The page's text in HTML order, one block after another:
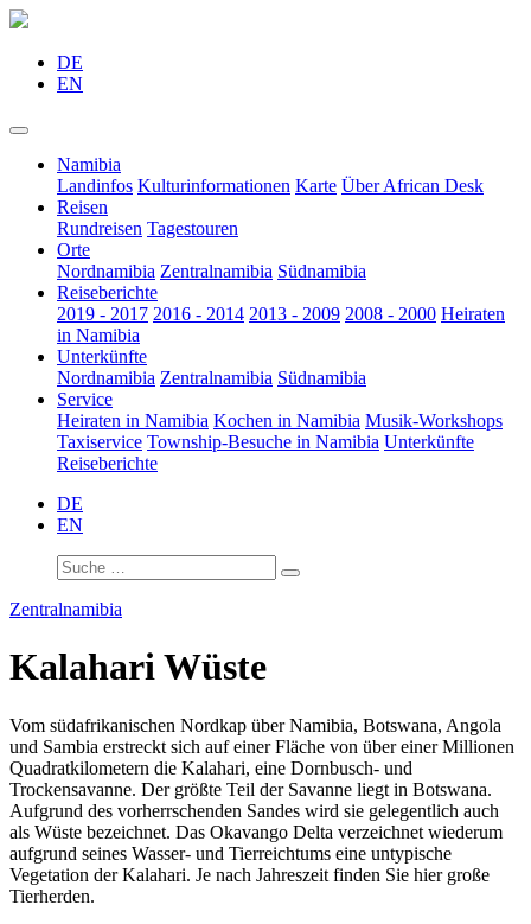
DE
EN
Namibia
Landinfos Kulturinformationen Karte Über African Desk
Reisen
Rundreisen Tagestouren
Orte
Nordnamibia Zentralnamibia Südnamibia
Reiseberichte
2019 - 2017 2016 - 2014 2013 - 2009 2008 - 2000 Heiraten
in Namibia
Unterkünfte
Nordnamibia Zentralnamibia Südnamibia
Service
Heiraten in Namibia Kochen in Namibia Musik-Workshops
Taxiservice Township-Besuche in Namibia Unterkünfte
Reiseberichte
DE
EN
Zentralnamibia
Kalahari Wüste
Vom südafrikanischen Nordkap über Namibia, Botswana, Angola
und Sambia erstreckt sich auf einer Fläche von über einer Millionen
Quadratkilometern die Kalahari, eine Dornbusch- und
Trockensavanne. Der größte Teil der Savanne liegt in Botswana.
Aufgrund des vorherrschenden Sandes wird sie gelegentlich auch
als Wüste bezeichnet. Das Okavango Delta verzeichnet wiederum
aufgrund seines Wasser- und Tierreichtums eine untypische
Vegetation der Kalahari. Je nach Jahreszeit finden Sie hier große
Tierherden.